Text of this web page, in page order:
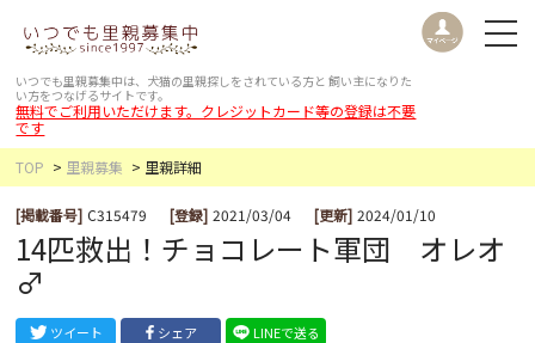
いつでも里親募集中は、犬猫の里親探しをされている方と 飼い主になりた
い方をつなげるサイトです。
無料でご利用いただけます。クレジットカード等の登録は不要
です
TOP
里親募集 里親詳細
[掲載番号] C315479 [登録] 2021/03/04 [更新] 2024/01/10
14匹救出！チョコレート軍団 オレオ
♂
ツイート シェア LINEで送る